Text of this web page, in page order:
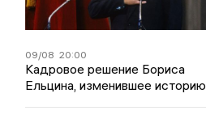
09/08 20:00
Кадровое решение Бориса
Ельцина, изменившее историю